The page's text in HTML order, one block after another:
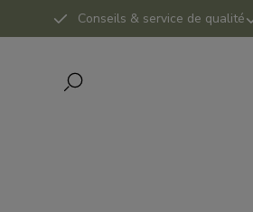
Conseils & service de qualité